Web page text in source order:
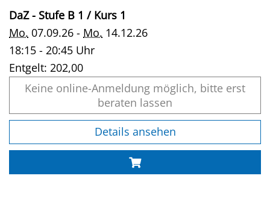
DaZ - Stufe B 1 / Kurs 1
Mo. 07.09.26 - Mo. 14.12.26
18:15 - 20:45 Uhr
Entgelt: 202,00
Keine online-Anmeldung möglich, bitte erst
beraten lassen
Details ansehen